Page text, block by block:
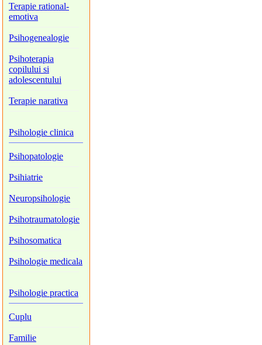
Terapie rational-
emotiva
Psihogenealogie
Psihoterapia
copilului si
adolescentului
Terapie narativa
Psihologie clinica
Psihopatologie
Psihiatrie
Neuropsihologie
Psihotraumatologie
Psihosomatica
Psihologie medicala
Psihologie practica
Cuplu
Familie